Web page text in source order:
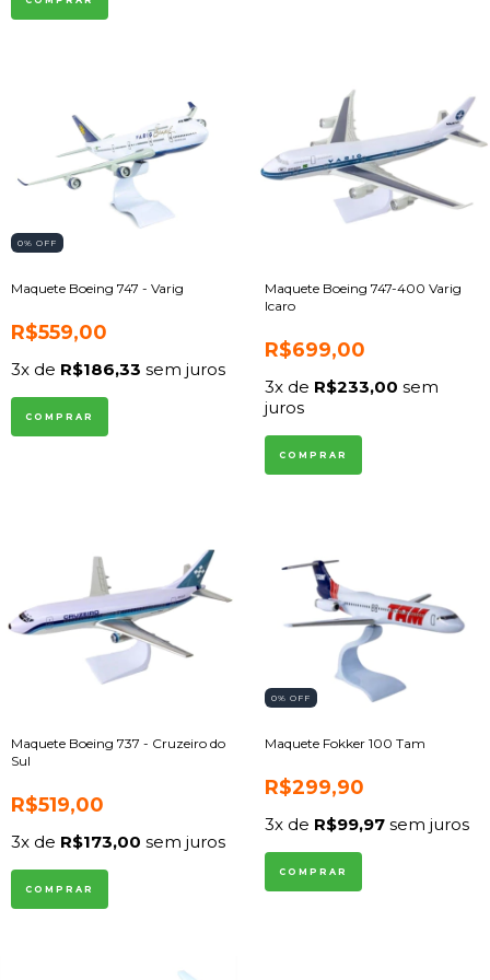
0% OFF
Maquete Boeing 747 - Varig
R$559,00
3x de R$186,33 sem juros
Maquete Boeing 747-400 Varig
Icaro
R$699,00
3x de R$233,00 sem
juros
Maquete Boeing 737 - Cruzeiro do
Sul
R$519,00
3x de R$173,00 sem juros
0% OFF
Maquete Fokker 100 Tam
R$299,90
3x de R$99,97sem juros